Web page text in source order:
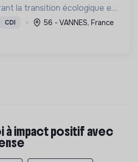
la transition écologique et
résiliente, des achats
CDI 56 - VANNES, France
à impact positif avec